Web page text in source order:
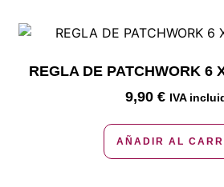
REGLA DE PATCHWORK 6
9,90 € IVA
AÑADIR AL